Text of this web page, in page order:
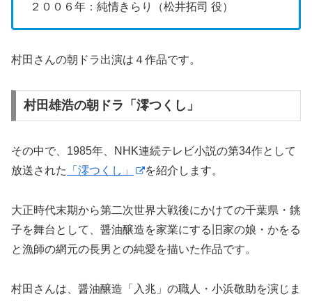
２００６年：純情きらり（松井拓司 役）
村田さんの朝ドラ出演は４作品です。
村田雄浩の朝ドラ「澪つくし」
その中で、1985年、NHK連続テレビ小説の第34作として
放送された
「澪つくし」 を紹介します。
大正時代末期から第二次世界大戦後にかけての千葉県・銚
子を舞台として、醤油醸造を家業にする旧家の娘・かをる
と漁師の網元の長男との純愛を描いた作品です。
村田さんは、醤油醸造「入兆」の職人・小浜敬助を演じま